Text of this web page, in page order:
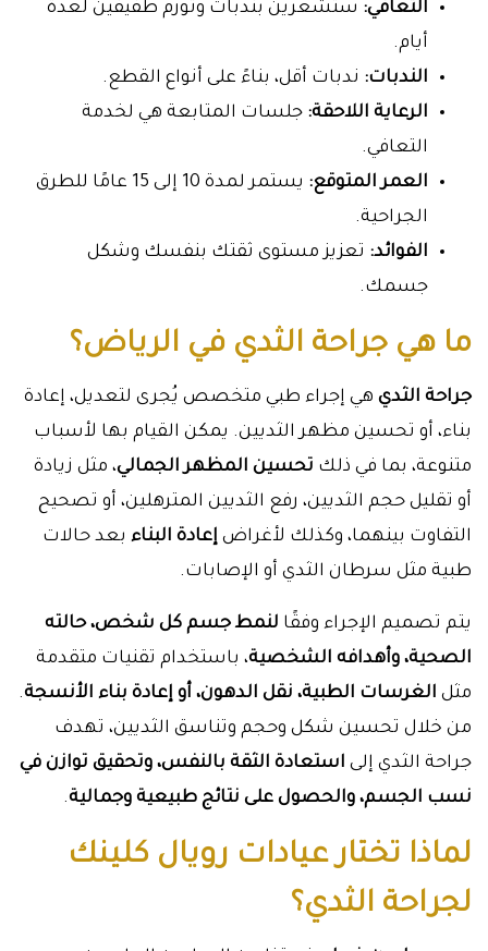
التعافي: ستشعرين بندبات وتورم طفيفين لعدة
أيام.
الندبات: ندبات أقل، بناءً على أنواع القطع.
الرعاية اللاحقة: جلسات المتابعة هي لخدمة
التعافي.
العمر المتوقع:
يستمر لمدة 10 إلى 15 عامًا للطرق
الجراحية.
الفوائد: تعزيز مستوى ثقتك بنفسك وشكل
جسمك.
ما هي جراحة الثدي في الرياض؟
جراحة الثدي هي إجراء طبي متخصص يُجرى لتعديل، إعادة
بناء، أو تحسين مظهر الثديين. يمكن القيام بها لأسباب
متنوعة، بما في ذلك تحسين المظهر الجمالي، مثل زيادة
أو تقليل حجم الثديين، رفع الثديين المترهلين، أو تصحيح
التفاوت بينهما، وكذلك لأغراض إعادة البناء بعد حالات
طبية مثل سرطان الثدي أو الإصابات.
يتم تصميم الإجراء وفقًا لنمط جسم كل شخص، حالته
الصحية، وأهدافه الشخصية، باستخدام تقنيات متقدمة
مثل الغرسات الطبية، نقل الدهون، أو إعادة بناء الأنسجة.
من خلال تحسين شكل وحجم وتناسق الثديين، تهدف
جراحة الثدي إلى استعادة الثقة بالنفس، وتحقيق توازن في
نسب الجسم، والحصول على نتائج طبيعية وجمالية.
لماذا تختار عيادات رويال كلينك
لجراحة الثدي؟